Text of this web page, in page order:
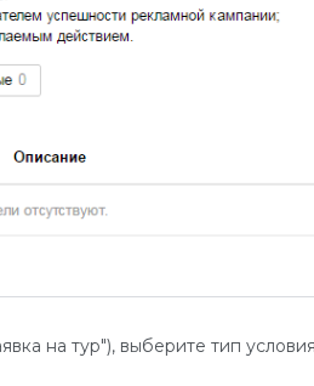
на тур"), выберите тип